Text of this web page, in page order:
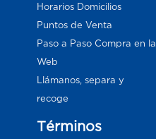
Horarios Domicilios
Puntos de Venta
Paso a Paso Compra en la
Web
Llámanos, separa y
recoge
Términos